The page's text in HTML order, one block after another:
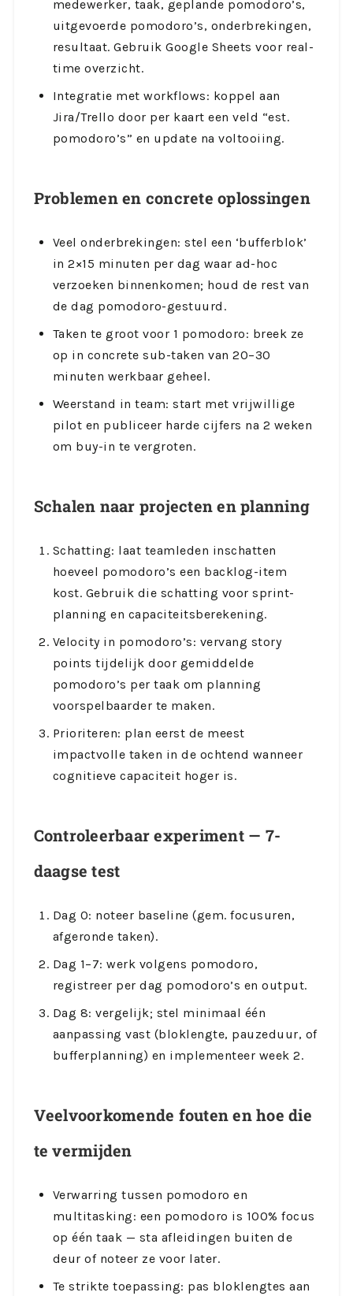
medewerker, taak, geplande pomodoro’s,
uitgevoerde pomodoro’s, onderbrekingen,
resultaat. Gebruik Google Sheets voor real-
time overzicht.
Integratie met workflows: koppel aan
Jira/Trello door per kaart een veld “est.
pomodoro’s” en update na voltooiing.
Problemen en concrete oplossingen
Veel onderbrekingen: stel een ‘bufferblok’
in 2×15 minuten per dag waar ad-hoc
verzoeken binnenkomen; houd de rest van
de dag pomodoro-gestuurd.
Taken te groot voor 1 pomodoro: breek ze
op in concrete sub-taken van 20–30
minuten werkbaar geheel.
Weerstand in team: start met vrijwillige
pilot en publiceer harde cijfers na 2 weken
om buy-in te vergroten.
Schalen naar projecten en planning
Schatting: laat teamleden inschatten
hoeveel pomodoro’s een backlog-item
kost. Gebruik die schatting voor sprint-
planning en capaciteitsberekening.
Velocity in pomodoro’s: vervang story
points tijdelijk door gemiddelde
pomodoro’s per taak om planning
voorspelbaarder te maken.
Prioriteren: plan eerst de meest
impactvolle taken in de ochtend wanneer
cognitieve capaciteit hoger is.
Controleerbaar experiment — 7-
daagse test
Dag 0: noteer baseline (gem. focusuren,
afgeronde taken).
Dag 1–7: werk volgens pomodoro,
registreer per dag pomodoro’s en output.
Dag 8: vergelijk; stel minimaal één
aanpassing vast (bloklengte, pauzeduur, of
bufferplanning) en implementeer week 2.
Veelvoorkomende fouten en hoe die
te vermijden
Verwarring tussen pomodoro en
multitasking: een pomodoro is 100% focus
op één taak — sta afleidingen buiten de
deur of noteer ze voor later.
Te strikte toepassing: pas bloklengtes aan